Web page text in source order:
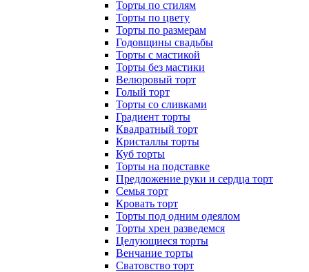
Торты по стилям
Торты по цвету
Торты по размерам
Годовщины свадьбы
Торты с мастикой
Торты без мастики
Велюровый торт
Голый торт
Торты со сливками
Градиент торты
Квадратный торт
Кристаллы торты
Куб торты
Торты на подставке
Предложение руки и сердца торт
Семья торт
Кровать торт
Торты под одним одеялом
Торты хрен разведемся
Целующиеся торты
Венчание торты
Сватовство торт